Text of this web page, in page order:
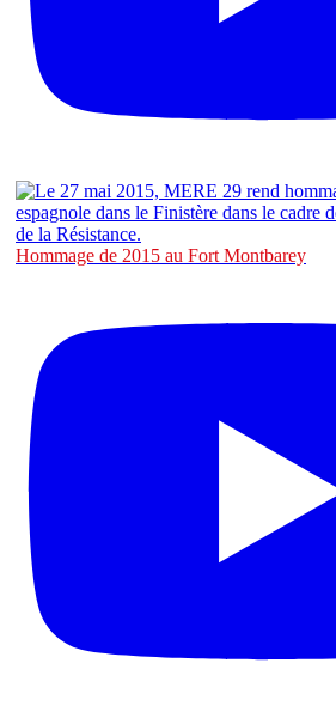
Hommage de 2015 au Fort Montbarey